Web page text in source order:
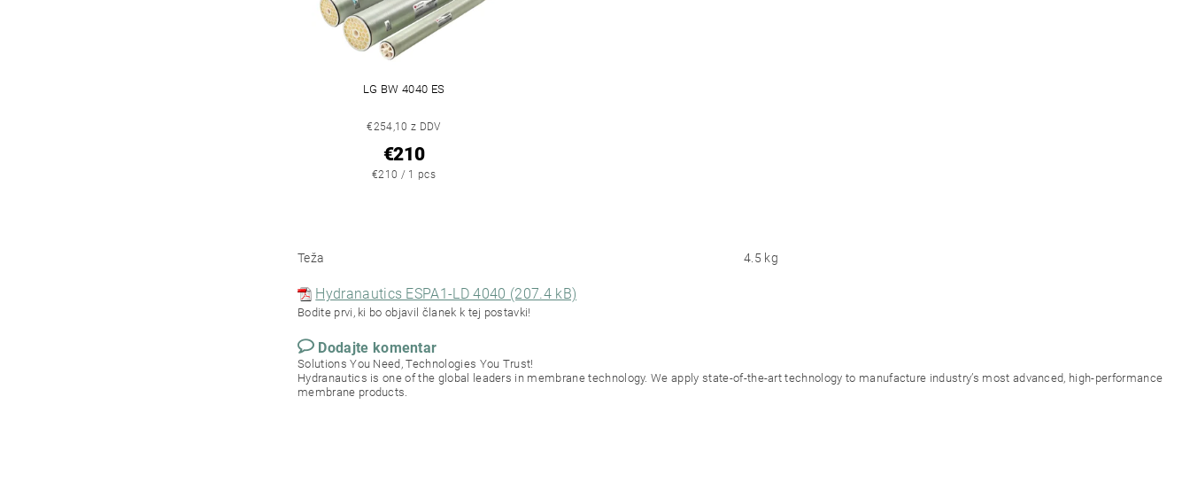
LG BW 4040 ES
€254,10 z DDV
€210
€210 / 1 pcs
Teža 4.5 kg
Hydranautics ESPA1-LD 4040 (207.4 kB)
Bodite prvi, ki bo objavil članek k tej postavki!
Dodajte komentar
Solutions You Need, Technologies You Trust!
Hydranautics is one of the global leaders in membrane technology. We apply state-of-the-art technology to manufacture industry’s most advanced, high-performance
membrane products.